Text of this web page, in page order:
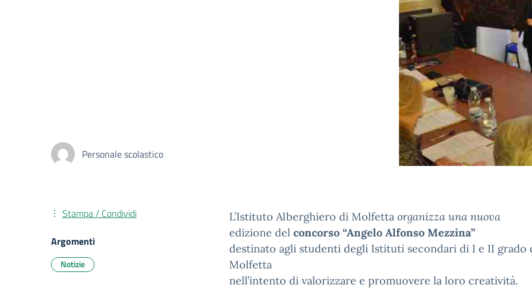
Personale scolastico
L’Istituto Alberghiero di Molfetta organizza una nuova
edizione del concorso “Angelo Alfonso Mezzina”
destinato agli studenti degli Istituti secondari di I e II grado
Molfetta
nell’intento di valorizzare e promuovere la loro creatività.
Stampa / Condividi
Argomenti
Notizie